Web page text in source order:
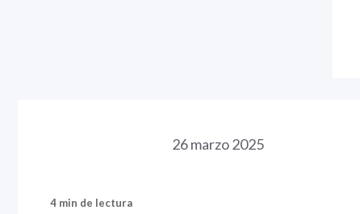
26 marzo 2025
4 min de lectura